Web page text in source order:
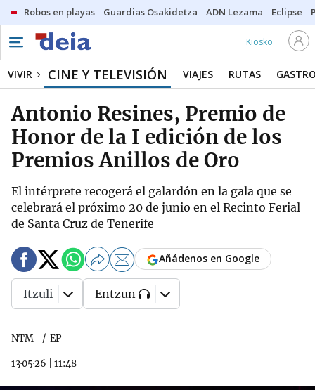
Robos en playas Guardias Osakidetza ADN Lezama Eclipse
Kiosko
VIVIR CINE Y TELEVISIÓN VIAJES RUTAS
Antonio Resines, Premio de
Honor de la I edición de los
Premios Anillos de Oro
El intérprete recogerá el galardón en la gala que se
celebrará el próximo 20 de junio en el Recinto Ferial
de Santa Cruz de Tenerife
NTM EP
13·05·26 11:48
Añádenos en Google
Itzuli Entzun